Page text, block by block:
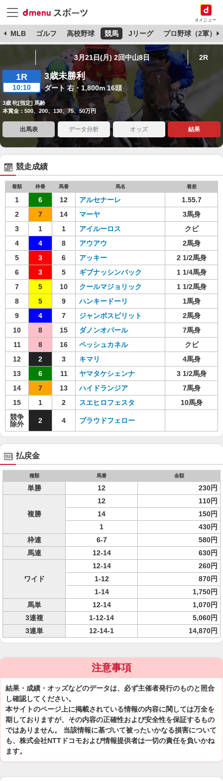
dメニュー
MLB ゴルフ 高校野球 競馬 Jリーグ プロ野球（2軍）
3月21日(月) 2回中山8日 2R
1R
10:10
3歳未勝利
ダート 右・1,800m 16頭
3歳 牝[指定] 馬齢
本賞金：500、200、130、75、50万円
出馬表 データ分析 オッズ 結果
競走成績
着順 枠番 馬番 馬名 着差
1 6 12 アルセナーレ
1.55.7
2
7 14 マーヤ
3馬身
3
1 1 アイルーロス
クビ
4
4 8 アウアウ
2馬身
5
3 6 アッキー
2 1/2馬身
6
3 5 ギブナッシンバック
1 1/4馬身
7
5 10 クールマジョリック
1 1/2馬身
8
5 9 ハンキードーリ
1馬身
9
4 7 ジャンボスピリット
2馬身
10
8 15 ダノンオパール
7馬身
11
8 16 ペッシュカネル
クビ
12
2 3 キマリ
4馬身
13
6 11 ヤマタケシェンナ
3 1/2馬身
14
7 13 ハイドランジア
7馬身
15
1 2 スエヒロフェスタ
10馬身
競争
除外
2 4 プラウドフェロー
払戻金
種類 馬番 金額
単勝 12 230円
複勝
12
110円
14
150円
1
430円
枠連
6-7
580円
馬連
12-14 630円
ワイド
12-14
260円
1-12
870円
1-14
1,750円
馬単
12-14
1,070円
3連複
1-12-14
5,060円
3連単
12-14-1 14,870円
注意事項
結果・成績・オッズなどのデータは、必ず主催者発行のものと照合
し確認してください。
本サイトのページ上に掲載されている情報の内容に関しては万全を
期しておりますが、その内容の正確性および安全性を保証するもの
ではありません。 当該情報に基づいて被ったいかなる損害について
も、株式会社NTTドコモおよび情報提供者は一切の責任を負いかね
ます。